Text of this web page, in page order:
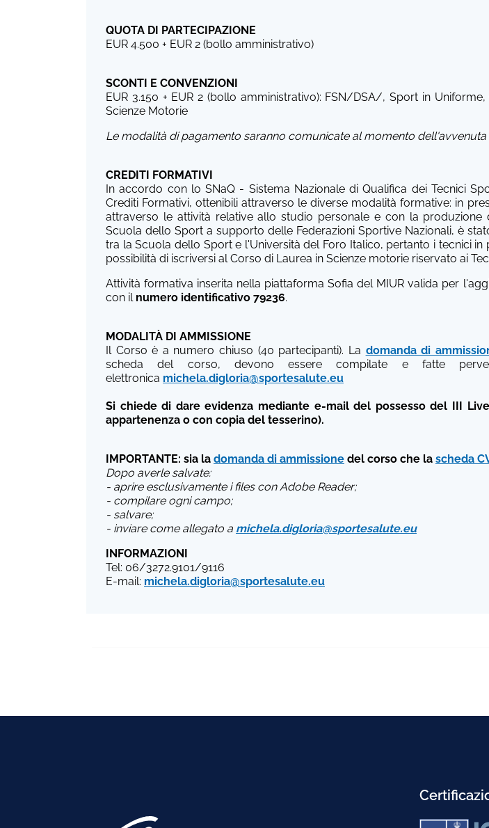
QUOTA DI PARTECIPAZIONE
EUR 4.500 + EUR 2 (bollo amministrativo)
SCONTI E CONVENZIONI
EUR 3.150 + EUR 2 (bollo amministrativo): FSN/DSA/, Sport in
Scienze Motorie
Le modalità di pagamento saranno comunicate al momento dell'avvenuta
CREDITI FORMATIVI
In accordo con lo SNaQ - Sistema Nazionale di Qualifica dei Tecnici
Crediti Formativi, ottenibili attraverso le diverse modalità formative: in
attraverso le attività relative allo studio personale e con la
Scuola dello Sport a supporto delle Federazioni Sportive Nazionali, è
tra la Scuola dello Sport e l'Università del Foro Italico, pertanto i tecnici
possibilità di iscriversi al Corso di Laurea in Scienze motorie riservato ai
Attività formativa inserita nella piattaforma Sofia del MIUR valida per
con il numero identificativo 79236.
MODALITÀ DI AMMISSIONE
Il Corso è a numero chiuso (40 partecipanti). La domanda di
scheda del corso, devono essere compilate e fatte
elettronica michela.digloria@sportesalute.eu
Si chiede di dare evidenza mediante e-mail del possesso del III
appartenenza o con copia del tesserino).
IMPORTANTE: sia la domanda di ammissione del corso che la scheda
Dopo averle salvate:
- aprire esclusivamente i files con Adobe Reader;
- compilare ogni campo;
- salvare;
- inviare come allegato a michela.digloria@sportesalute.eu
INFORMAZIONI
Tel: 06/3272.9101/9116
E-mail: michela.digloria@sportesalute.eu